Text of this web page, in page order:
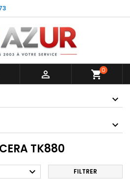
 shopping_cart0
TK880
 FILTRER